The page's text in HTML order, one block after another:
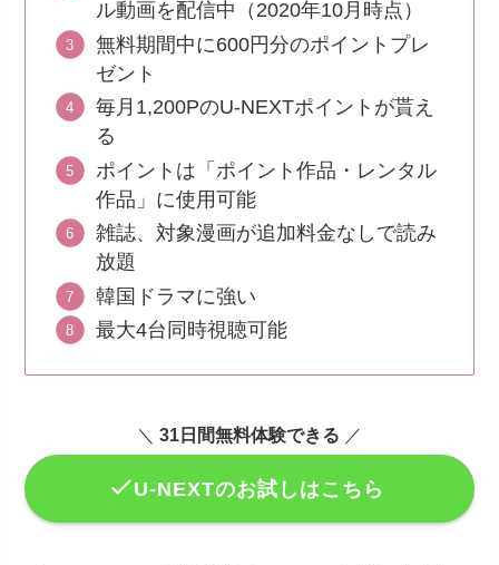
ル動画を配信中（2020年10月時点）
無料期間中に600円分のポイントプレ
ゼント
毎月1,200PのU-NEXTポイントが貰え
る
ポイントは「ポイント作品・レンタル
作品」に使用可能
雑誌、対象漫画が追加料金なしで読み
放題
韓国ドラマに強い
最大4台同時視聴可能
＼ 31日間無料体験できる ／
U-NEXTのお試しはこちら